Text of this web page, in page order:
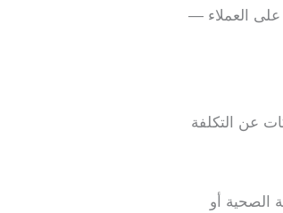
على العملاء —
عن التكلفة
الصحية أو